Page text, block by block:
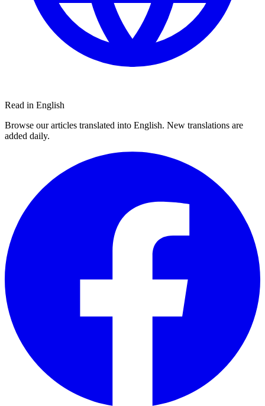
Read in English
Browse our articles translated into English. New translations are
added daily.